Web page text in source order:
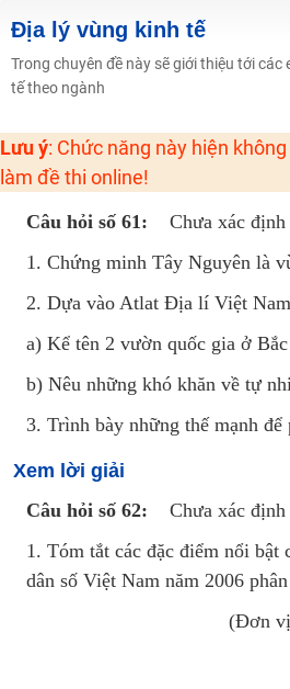
Học online lớp 2 với thầy cô giáo giỏi,
2K6! Lộ Trình Sun 2024 - Ba bước
Hot! Lễ hội đồng giá 449K - 499K toàn
Đồng giá khóa học 499K - 399K (13/11-
Khai giảng các khóa lớp 9 Toán - Lý -
Khai giảng khóa Ngữ văn 7 - xây nền
Luyện thi vào lớp 10 môn Toán, Văn,
Địa lý vùng kinh tế
Trong chuyên đề này sẽ giới thiệu tới
tế theo ngành
Lưu ý: Chức năng này hiện
làm đề thi online!
Câu hỏi số 61:
Chưa xác định
1. Chứng minh Tây Nguyên là
2. Dựa vào Atlat Địa lí Việt
a) Kể tên 2 vườn quốc gia ở
b) Nêu những khó khăn về tự
3. Trình bày những thế mạnh
Xem lời giải
Câu hỏi số 62:
Chưa xác định
1. Tóm tắt các đặc điểm nổi
dân số Việt Nam năm 2006
(Đơn vị: